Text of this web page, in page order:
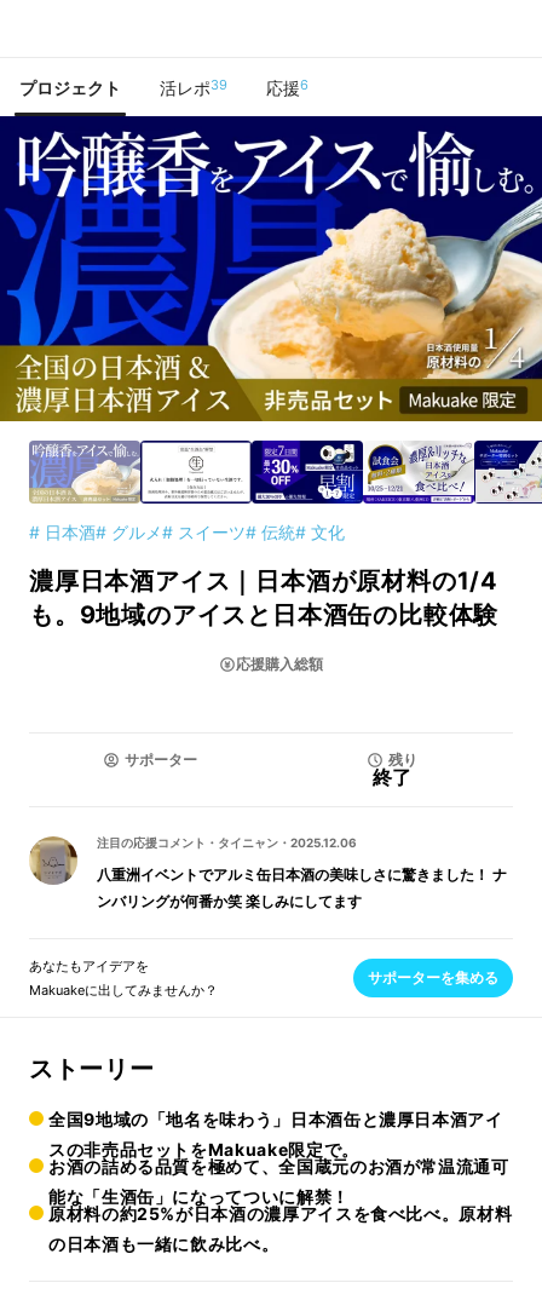
プロジェクト 活レポ39 応援6
# 日本酒# グルメ# スイーツ# 伝統# 文化
濃厚日本酒アイス｜日本酒が原材料の1/4
も。9地域のアイスと日本酒缶の比較体験
応援購入総額
サポーター 残り
終了
注目の応援コメント ・ タイニャン ・ 2025.12.06
八重洲イベントでアルミ缶日本酒の美味しさに驚きました！ ナ
ンバリングが何番か笑 楽しみにしてます
あなたもアイデアを
Makuakeに出してみませんか？
サポーターを集める
ストーリー
全国9地域の「地名を味わう」日本酒缶と濃厚日本酒アイ
スの非売品セットをMakuake限定で。
お酒の詰める品質を極めて、全国蔵元のお酒が常温流通可
能な「生酒缶」になってついに解禁！
原材料の約25%が日本酒の濃厚アイスを食べ比べ。原材料
の日本酒も一緒に飲み比べ。